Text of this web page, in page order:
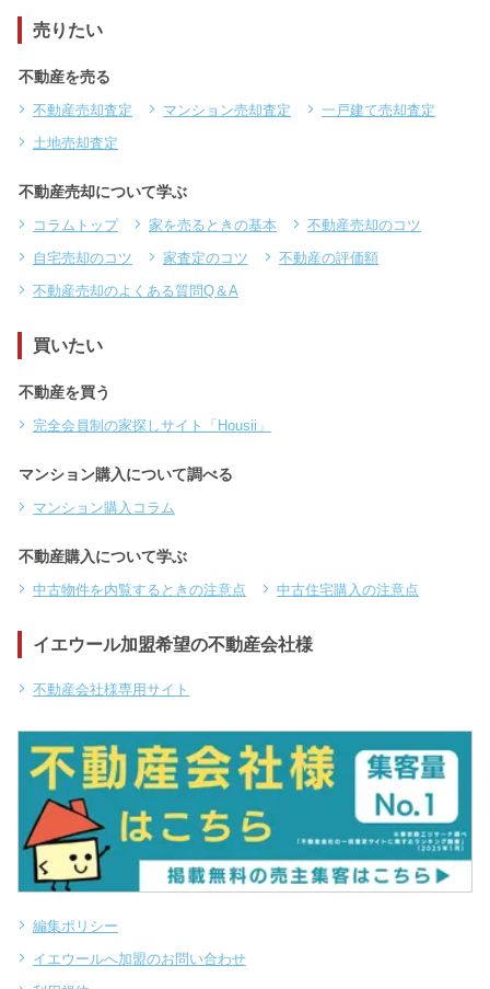
売りたい
不動産を売る
不動産売却査定 マンション売却査定
一戸建て売却査定
土地売却査定
不動産売却について学ぶ
コラムトップ 家を売るときの基本
不動産売却のコツ
自宅売却のコツ
家査定のコツ
不動産の評価額
不動産売却のよくある質問Q＆A
買いたい
不動産を買う
完全会員制の家探しサイト「Housii」
マンション購入について調べる
マンション購入コラム
不動産購入について学ぶ
中古物件を内覧するときの注意点 中古住宅購入の注意点
イエウール加盟希望の不動産会社様
不動産会社様専用サイト
編集ポリシー
イエウールへ加盟のお問い合わせ